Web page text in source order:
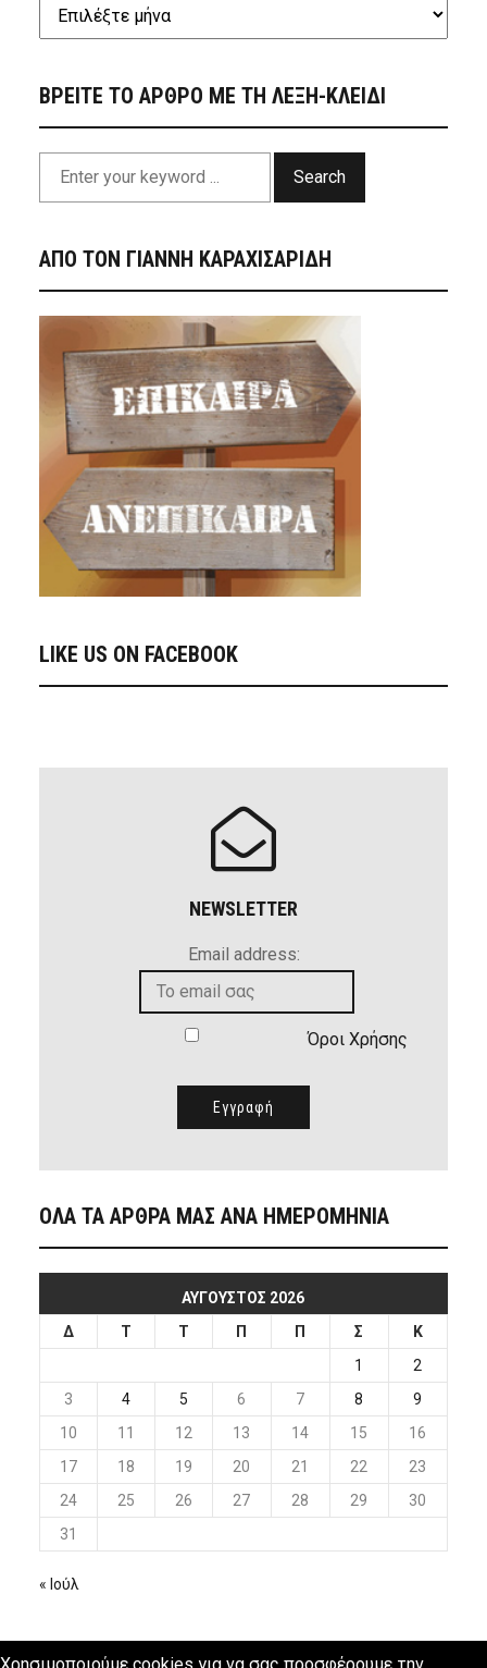
ΒΡΕΙΤΕ ΤΟ ΑΡΘΡΟ ΜΕ ΤΗ ΛΕΞΗ-ΚΛΕΙΔΙ
Search
ΑΠΟ ΤΟΝ ΓΙΑΝΝΗ ΚΑΡΑΧΙΣΑΡΙΔΗ
LIKE US ON FACEBOOK
NEWSLETTER
Email address:
Όροι Χρήσης
ΟΛΑ ΤΑ ΑΡΘΡΑ ΜΑΣ ΑΝΑ ΗΜΕΡΟΜΗΝΙΑ
ΑΎΓΟΥΣΤΟΣ 2026
Δ
Τ Τ Π Π Σ
Κ
1
2
3
4 5 6 7 8
9
10
11 12 13 14 15
16
17
18 19 20 21 22
23
24
25 26 27 28 29
30
31
« Ιούλ